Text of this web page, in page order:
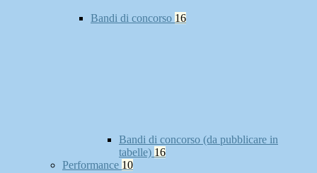
Bandi di concorso 16
Bandi di concorso (da pubblicare in
tabelle) 16
Performance 10